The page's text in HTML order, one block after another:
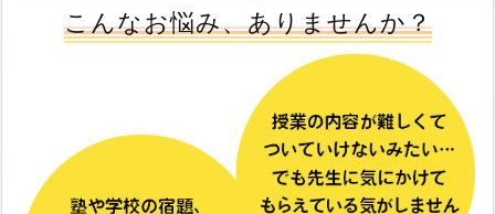
こんなお悩み、ありませんか？